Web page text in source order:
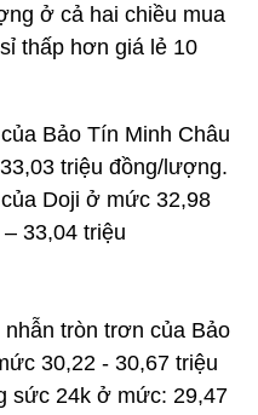
ở cả hai chiều mua
thấp hơn giá lẻ 10
Bảo Tín Minh Châu
triệu đồng/lượng.
Doji ở mức 32,98
33,04 triệu
tròn trơn của Bảo
30,22 - 30,67 triệu
sức 24k ở mức: 29,47